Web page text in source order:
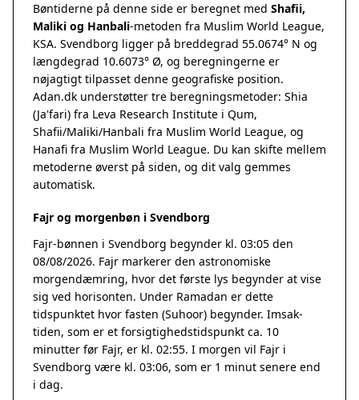
Bøntiderne på denne side er beregnet med Shafii,
Maliki og Hanbali-metoden fra Muslim World League,
KSA. Svendborg ligger på breddegrad 55.0674° N og
længdegrad 10.6073° Ø, og beregningerne er
nøjagtigt tilpasset denne geografiske position.
Adan.dk understøtter tre beregningsmetoder: Shia
(Ja'fari) fra Leva Research Institute i Qum,
Shafii/Maliki/Hanbali fra Muslim World League, og
Hanafi fra Muslim World League. Du kan skifte mellem
metoderne øverst på siden, og dit valg gemmes
automatisk.
Fajr og morgenbøn i Svendborg
Fajr-bønnen i Svendborg begynder kl. 03:05 den
08/08/2026. Fajr markerer den astronomiske
morgendæmring, hvor det første lys begynder at vise
sig ved horisonten. Under Ramadan er dette
tidspunktet hvor fasten (Suhoor) begynder. Imsak-
tiden, som er et forsigtighedstidspunkt ca. 10
minutter før Fajr, er kl. 02:55. I morgen vil Fajr i
Svendborg være kl. 03:06, som er 1 minut senere end
i dag.